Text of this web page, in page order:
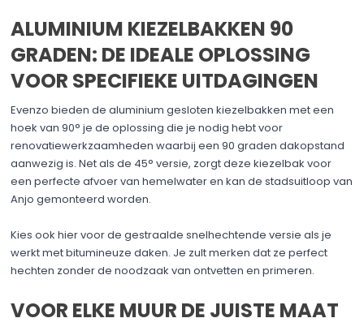
ALUMINIUM KIEZELBAKKEN 90
GRADEN: DE IDEALE OPLOSSING
VOOR SPECIFIEKE UITDAGINGEN
Evenzo bieden de aluminium gesloten kiezelbakken met een
hoek van 90° je de oplossing die je nodig hebt voor
renovatiewerkzaamheden waarbij een 90 graden dakopstand
aanwezig is. Net als de 45° versie, zorgt deze kiezelbak voor
een perfecte afvoer van hemelwater en kan de stadsuitloop van
Anjo gemonteerd worden.
Kies ook hier voor de gestraalde snelhechtende versie als je
werkt met bitumineuze daken. Je zult merken dat ze perfect
hechten zonder de noodzaak van ontvetten en primeren.
VOOR ELKE MUUR DE JUISTE MAAT